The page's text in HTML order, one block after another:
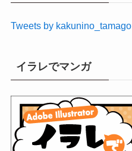
Tweets by kakunino_tamago
イラレでマンガ